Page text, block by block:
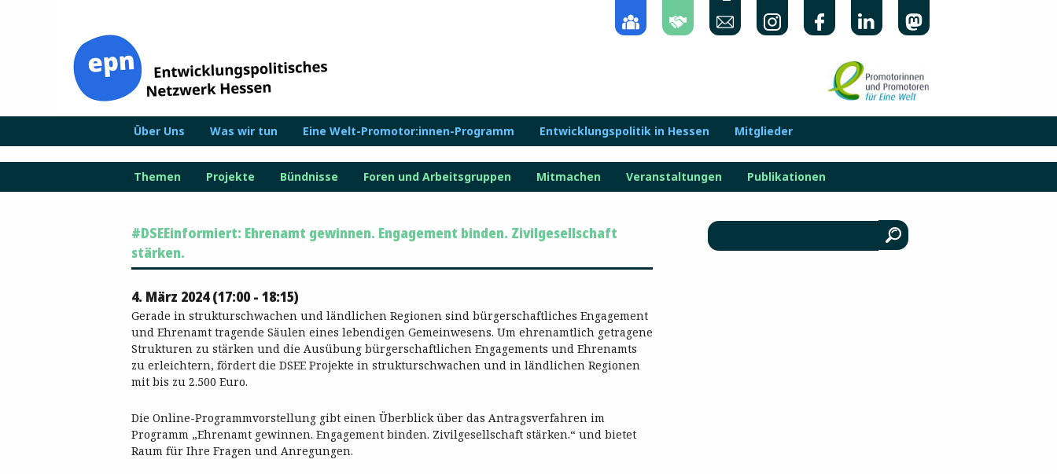
Über Uns Was wir tun Eine Welt-Promotor:innen-Programm Entwicklungspolitik in Hessen Mitglieder
Themen Projekte Bündnisse Foren und Arbeitsgruppen Mitmachen Veranstaltungen Publikationen
#DSEEinformiert: Ehrenamt gewinnen. Engagement binden. Zivilgesellschaft
stärken.
4. März 2024 (17:00 - 18:15)
Gerade in strukturschwachen und ländlichen Regionen sind bürgerschaftliches Engagement
und Ehrenamt tragende Säulen eines lebendigen Gemeinwesens. Um ehrenamtlich getragene
Strukturen zu stärken und die Ausübung bürgerschaftlichen Engagements und Ehrenamts
zu erleichtern, fördert die DSEE Projekte in strukturschwachen und in ländlichen Regionen
mit bis zu 2.500 Euro.
Die Online-Programmvorstellung gibt einen Überblick über das Antragsverfahren im
Programm „Ehrenamt gewinnen. Engagement binden. Zivilgesellschaft stärken.“ und bietet
Raum für Ihre Fragen und Anregungen.